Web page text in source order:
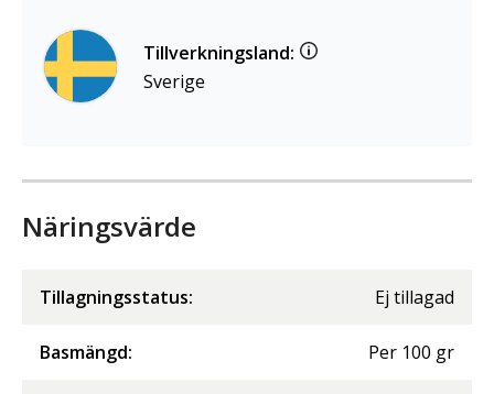
Tillverkningsland:
Sverige
Näringsvärde
Tillagningsstatus: Ej tillagad
Basmängd: Per 100 gr